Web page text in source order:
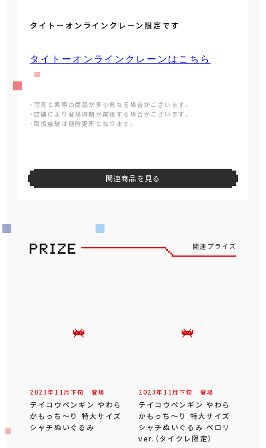
タイトーオンラインクレーン限定です
タイトーオンラインクレーンはこちら
・写真と実際の商品が多少異なる場合がございます。
・店舗により登場時期が前後する場合がございます。
・取扱店舗は随時更新となります。
関連商品を見る
関連プライズ
2023年 11 月 下旬 登場
テイコウペンギン やわら
かもっち～り 特大サイズ
シャチぬいぐるみ
2023年 11 月 下旬 登場
テイコウペンギン やわら
かもっち～り 特大サイズ
シャチぬいぐるみ ペロリ
ver.（タイクレ限定）